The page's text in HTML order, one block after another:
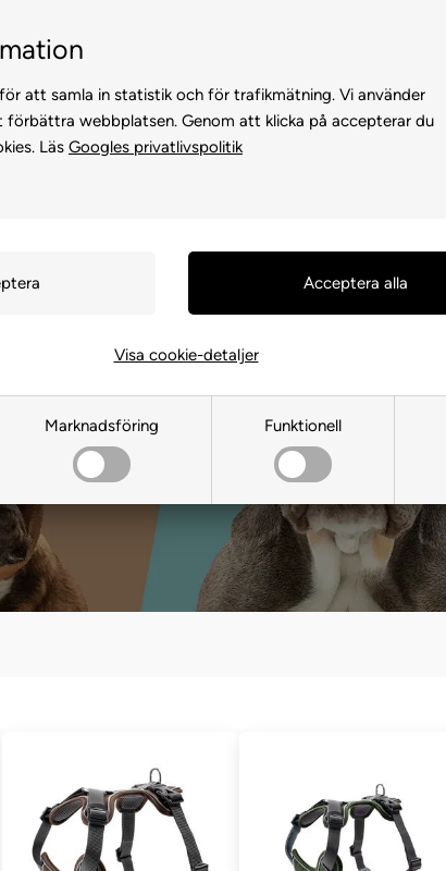
att samla in statistik och för trafikmätning. Vi använder
webbplatsen. Genom att klicka på accepterar du
Läs Googles privatlivspolitik
Marknadsföring Funktionell
Visa cookie-detaljer
Hunter Hundselar
Framsida»MÄRKEVARA Hunter Hundselar